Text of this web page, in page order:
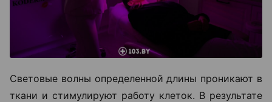
Световые волны определенной длины проникают в
ткани и стимулируют работу клеток. В результате